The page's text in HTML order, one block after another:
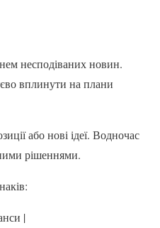
несподіваних новин.
вплинути на плани
або нові ідеї. Водночас
рішеннями.
|